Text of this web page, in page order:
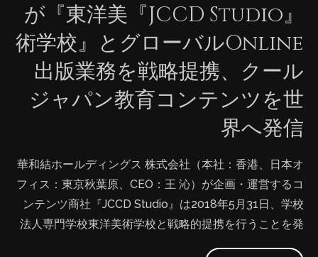
位性） ④健全な財務実績、初年度から黒字達成、500％
以上の伸び率 ⑤優れた生産プロセス、完全マニュアル化
により量産体制、他社90%以上のコストダウン達成 ⑥市
場の将来性（世界年間平均14.04%急成⻑、2022年まで
25.92兆円規模） ⑦持続可能な開発目標SDGs達成（4.質
の高い教育をみんなに | 10.人や国の不平等をなくそう）
日本初外国人起業家ビジネスコンテスト当日盛況 ■受賞
フリカ地域にクールジャパン教育コンテンツの無料提供
など） ②クールジャパンコンテンツの充実拡大（イラス
ト、アニメーション、デザイン、礼儀、茶道、音声·音楽
コンテンツに加え、コミック、エンターテイメント、フ
ァッション、キャラクター、化粧、料理、工業などの内
『JCCD Studio』が『東洋美
術学校』とグローバルOnline
出版業務を戦略提携、クール
ジャパン教育コンテンツを世
界へ発信
華和結ホールディングス 株式会社（本社：香港、日本オ
フィス：東京秋葉原、CEO：王 沁）が企画・運営するコ
ンテンツ商社『JCCD Studio』は2018年5月31日、学校
法人専門学校東洋美術学校と戦略的提携を行うことを発